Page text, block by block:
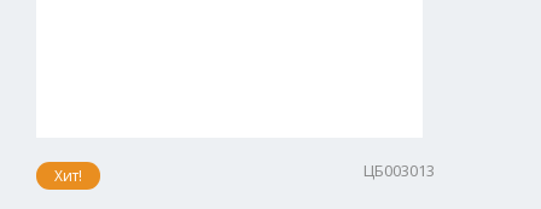
Хит! ЦБ003013